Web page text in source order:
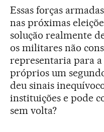
Essas forças
nas próximas
solução realmente
os militares não
representaria para a
próprios um
deu sinais
instituições e pode
sem volta?